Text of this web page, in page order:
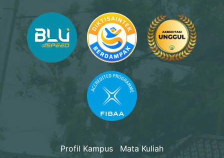
Profil Kampus
Mata Kuliah